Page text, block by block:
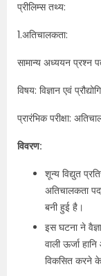
प्रीलिम्स तथ्य:
1.अतिचालकता:
सामान्य अध्ययन प्रश्न
विषय: विज्ञान एवं
प्रारंभिक परीक्षा:
विवरण:
शून्य विद्युत
अतिचालकता
बनी हुई है।
इस घटना ने
वाली ऊर्जा
विकसित करने के